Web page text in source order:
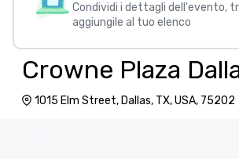
Condividi i dettagli dell'evento,
aggiungile al tuo elenco
Crowne Plaza
1015 Elm Street, Dallas, TX, USA, 75202